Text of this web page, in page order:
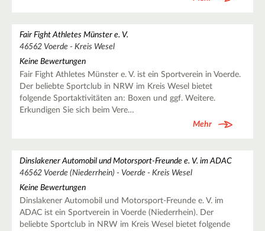
Fair Fight Athletes Münster e. V.
46562 Voerde - Kreis Wesel
Keine Bewertungen
Fair Fight Athletes Münster e. V. ist ein Sportverein in Voerde.
Der beliebte Sportclub in NRW im Kreis Wesel bietet
folgende Sportaktivitäten an: Boxen und ggf. Weitere.
Erkundigen Sie sich beim Vere…
Mehr
Dinslakener Automobil und Motorsport-Freunde e. V. im ADAC
46562 Voerde (Niederrhein) - Voerde - Kreis Wesel
Keine Bewertungen
Dinslakener Automobil und Motorsport-Freunde e. V. im
ADAC ist ein Sportverein in Voerde (Niederrhein). Der
beliebte Sportclub in NRW im Kreis Wesel bietet folgende